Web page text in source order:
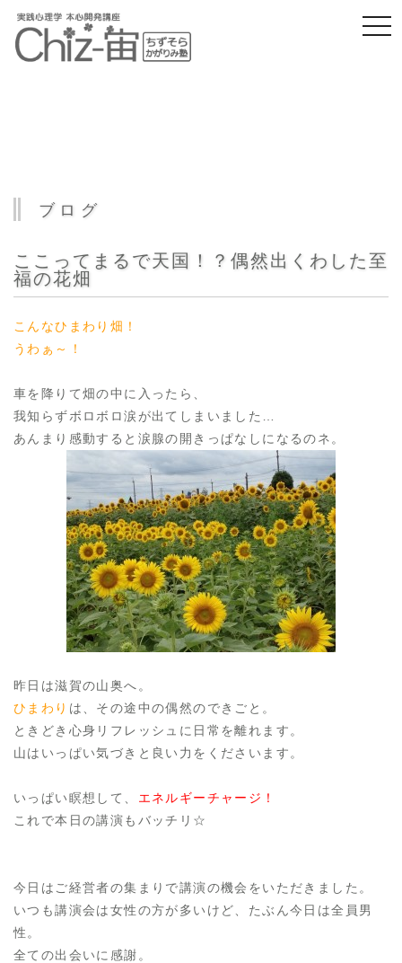
ブログ
ここってまるで天国！？偶然出くわした至
福の花畑
こんなひまわり畑！
うわぁ～！
車を降りて畑の中に入ったら、
我知らずボロボロ涙が出てしまいました…
あんまり感動すると涙腺の開きっぱなしになるのネ。
昨日は滋賀の山奥へ。
ひまわり は、その途中の偶然のできごと。
ときどき心身リフレッシュに日常を離れます。
山はいっぱい気づきと良い力をくださいます。
いっぱい瞑想して、 エネルギーチャージ！
これで本日の講演もバッチリ☆
今日はご経営者の集まりで講演の機会をいただきました。
いつも講演会は女性の方が多いけど、たぶん今日は全員男
性。
全ての出会いに感謝。